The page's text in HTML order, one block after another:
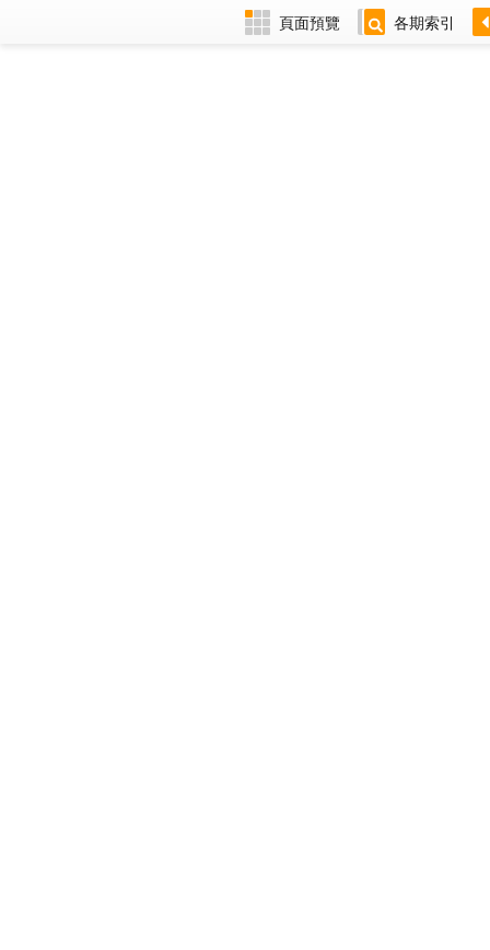
頁面預覽 各期索引